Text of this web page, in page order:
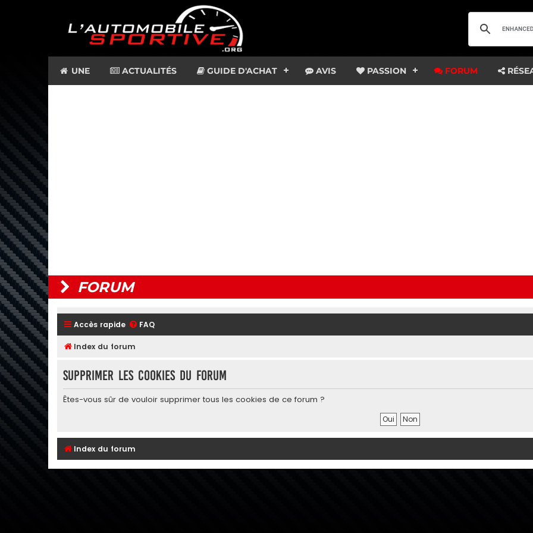
UNE ACTUALITÉS GUIDE D'ACHAT AVIS PASSION FORUM
FORUM
Accès rapide FAQ
Index du forum
Supprimer les cookies du forum
Êtes-vous sûr de vouloir supprimer tous les cookies de ce forum ?
Index du forum